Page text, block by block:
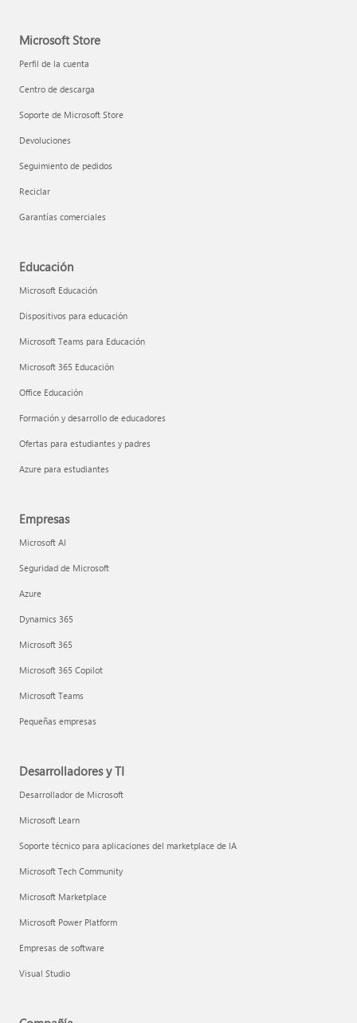
Microsoft Store
Perfil de la cuenta
Centro de descarga
Soporte de Microsoft Store
Devoluciones
Seguimiento de pedidos
Reciclar
Garantías comerciales
Educación
Microsoft Educación
Dispositivos para educación
Microsoft Teams para Educación
Microsoft 365 Educación
Office Educación
Formación y desarrollo de educadores
Ofertas para estudiantes y padres
Azure para estudiantes
Empresas
Microsoft AI
Seguridad de Microsoft
Azure
Dynamics 365
Microsoft 365
Microsoft 365 Copilot
Microsoft Teams
Pequeñas empresas
Desarrolladores y TI
Desarrollador de Microsoft
Microsoft Learn
Soporte técnico para aplicaciones del marketplace de IA
Microsoft Tech Community
Microsoft Marketplace
Microsoft Power Platform
Empresas de software
Visual Studio